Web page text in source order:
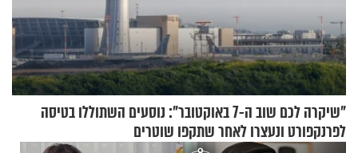
"שיקרה לכם שוב ה-7 באוקטובר": נוסעים השתוללו בטיסה
לפרנקפורט ונעצרו לאחר שתקפו שוטרים